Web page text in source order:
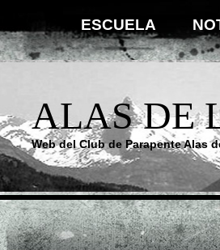
ESCUELA
ALAS DE
Web del Club de Parapente Alas